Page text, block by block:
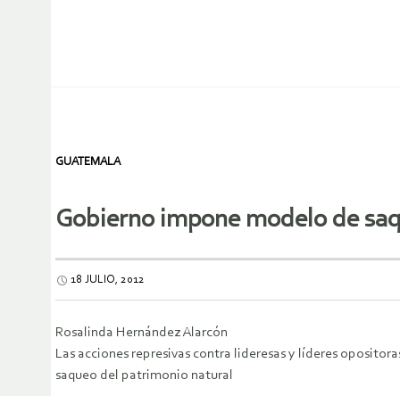
GUATEMALA
Gobierno impone modelo de
18 JULIO, 2012
Rosalinda Hernández Alarcón
Las acciones represivas contra lideresas y líderes
saqueo del patrimonio natural